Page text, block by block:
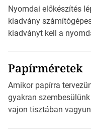
alkalmazást, ami
információt és
weblapjára. A QR-kód
Nyomdai előkészítés
kiadvány
kiadványt kell a
Illustratorban készült
esetben konzultáljunk
nyomdai
derüljön ki, hogy
Papírméretek
Amikor papírra
gyakran
vajon tisztában